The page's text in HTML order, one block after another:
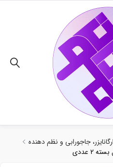
ارگانایزر، جاجورابی و نظم دهنده
عددی